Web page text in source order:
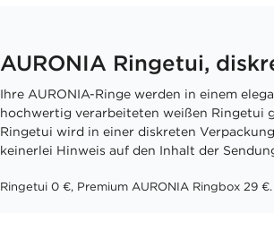
AURONIA Ringetui,
Ihre AURONIA-Ringe werden in einem
hochwertig verarbeiteten weißen Ringetui
Ringetui wird in einer diskreten
keinerlei Hinweis auf den Inhalt der
Ringetui 0 €, Premium AURONIA Ringbox 29 €.